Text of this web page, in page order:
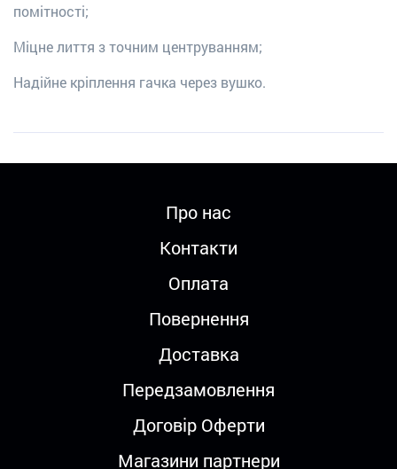
помітності;
Міцне лиття з точним центруванням;
Надійне кріплення гачка через вушко.
Про нас
Контакти
Оплата
Повернення
Доставка
Передзамовлення
Договір Оферти
Магазини партнери